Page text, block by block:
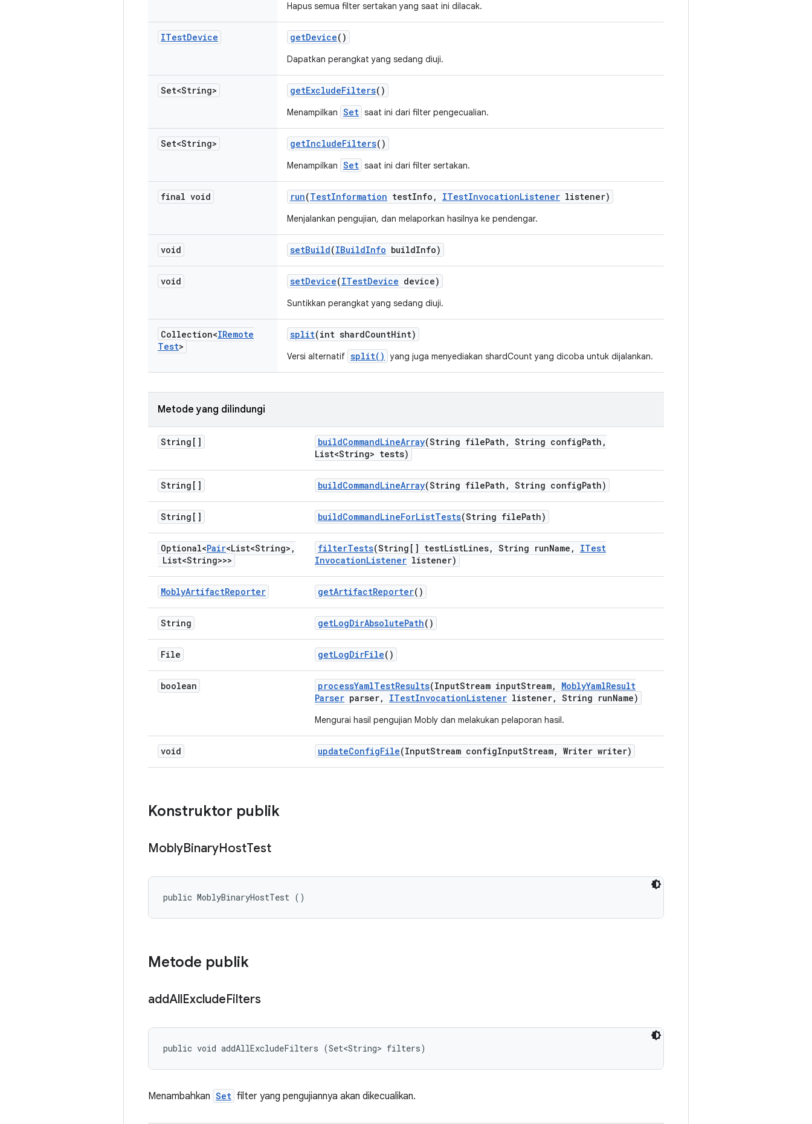
Hapus semua filter sertakan yang saat ini dilacak.
ITestDevice getDevice()
Dapatkan perangkat yang sedang diuji.
Set<String> getExcludeFilters()
Menampilkan Set saat ini dari filter pengecualian.
Set<String> getIncludeFilters()
Menampilkan Set saat ini dari filter sertakan.
final void run(TestInformation testInfo , ITestInvocationListener listener)
Menjalankan pengujian, dan melaporkan hasilnya ke pendengar.
void setBuild(IBuildInfo buildInfo)
void setDevice(ITestDevice device)
Suntikkan perangkat yang sedang diuji.
Collection<IRemote
Test>
split(int shardCountHint)
Versi alternatif split() yang juga menyediakan shardCount yang dicoba untuk dijalankan.
Metode yang dilindungi
String[] buildCommandLineArray(String filePath , String configPath ,
List<String> tests)
String[] buildCommandLineArray(String filePath , String configPath)
String[] buildCommandLineForListTests(String filePath)
Optional<Pair<List<String> ,
List<String>>>
filterTests(String[] testListLines, String runName ,
ITest
InvocationListener listener)
MoblyArtifactReporter getArtifactReporter()
String getLogDirAbsolutePath()
File getLogDirFile()
boolean processYamlTestResults(InputStream inputStream, MoblyYamlResult
Parser parser, ITestInvocationListener listener, String runName)
Mengurai hasil pengujian Mobly dan melakukan pelaporan hasil.
void updateConfigFile(InputStream configInputStream, Writer writer)
Konstruktor publik
MoblyBinaryHostTest
public MoblyBinaryHostTest ()
Metode publik
addAllExcludeFilters
public void addAllExcludeFilters (Set<String> filters)
Menambahkan Set filter yang pengujiannya akan dikecualikan.